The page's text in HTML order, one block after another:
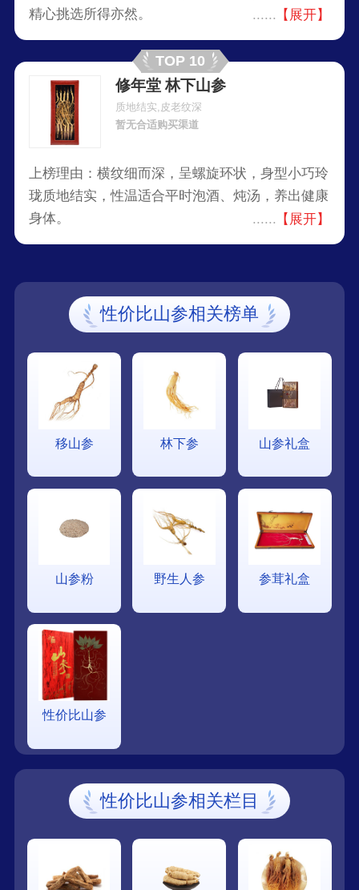
精心挑选所得亦然。
【展开】
TOP 10
修年堂 林下山参
质地结实,皮老纹深
暂无合适购买渠道
上榜理由：横纹细而深，呈螺旋环状，身型小巧玲
珑质地结实，性温适合平时泡酒、炖汤，养出健康
身体。
【展开】
性价比山参相关榜单
移山参 林下参 山参礼盒
山参粉 野生人参 参茸礼盒
性价比山参
性价比山参相关栏目